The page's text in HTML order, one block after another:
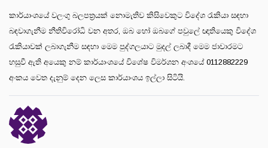
කාර්යාංශයේ වලංගු බලපත්‍රයක් නොමැතිව කිසිවෙකුට විදේශ රැකියා සඳහා
බඳවාගැනීම නීතිවිරෝධි වන අතර, ඔබ හෝ ඔබගේ පවුලේ ඥාතියෙකු විදේශ
රැකියාවක් ලබාගැනීම සඳහා මෙම පුද්ගලයාට මුදල් ලබාදී මෙම ජාවාරමට
හසුවී ඇති අයෙකු නම් කාර්යාංශයේ විශේෂ විමර්ශන අංශයේ 0112882229
අංකය වෙත දැනුම් දෙන ලෙස කාර්යාංශය ඉල්ලා සිටියි.